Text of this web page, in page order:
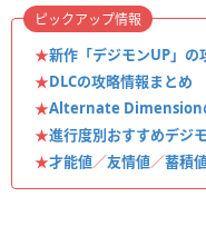
★新作「デジモンUP」の
★DLCの攻略情報まとめ
★Alternate Dimension
★進行度別おすすめデジ
★才能値／友情値／蓄積
ピックアップ情報